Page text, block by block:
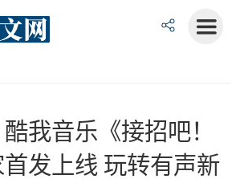
我音乐《接招吧！
发上线 玩转有声新